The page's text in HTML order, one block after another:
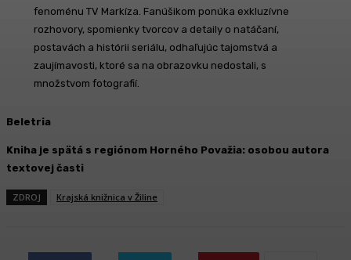
fenoménu TV Markíza. Fanúšikom ponúka exkluzívne
rozhovory, spomienky tvorcov a detaily o natáčaní,
postavách a histórii seriálu, odhaľujúc tajomstvá a
zaujímavosti, ktoré sa na obrazovku nedostali, s
množstvom fotografií.
Beletria
Kniha je spätá s regiónom Horného Považia: osobou autora
textovej časti
ZDROJ Krajská knižnica v Žiline